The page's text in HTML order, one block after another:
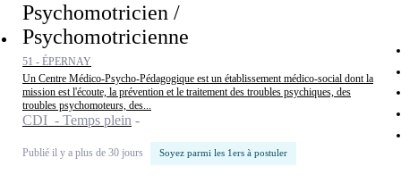
Psychomotricien /
Psychomotricienne
51 - ÉPERNAY
Un Centre Médico-Psycho-Pédagogique est un établissement médico-social dont la
mission est l'écoute, la prévention et le traitement des troubles psychiques, des
troubles psychomoteurs, des...
CDI - Temps plein
Publié il y a plus de 30 jours Soyez parmi les 1ers à postuler